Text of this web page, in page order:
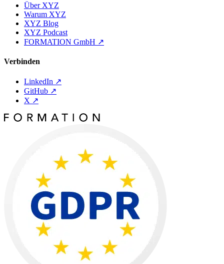
Über XYZ
Warum XYZ
XYZ Blog
XYZ Podcast
FORMATION GmbH ↗
Verbinden
LinkedIn ↗
GitHub ↗
X ↗